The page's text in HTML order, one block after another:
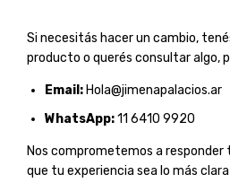
Si necesitás hacer un cambio,
producto o querés consultar algo,
Email: Hola@jimenapalacios.ar
WhatsApp:11 6410 9920
Nos comprometemos a
que tu experiencia sea lo más